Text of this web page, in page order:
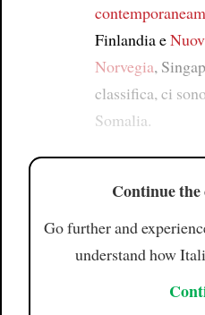
Finlandia e
Norvegia,
classifica, ci
Somalia.
Continue
Go further and
understand how